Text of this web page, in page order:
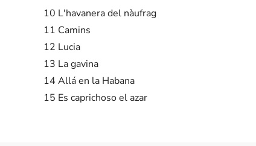
10 L'havanera del nàufrag
11 Camins
12 Lucia
13 La gavina
14 Allá en la Habana
15 Es caprichoso el azar